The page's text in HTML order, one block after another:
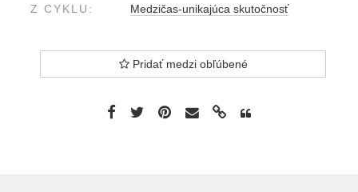
Z CYKLU: Medzičas-unikajúca skutočnosť
Pridať medzi obľúbené